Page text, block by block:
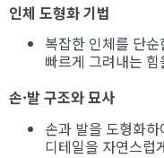
인체 도형화 기법
복잡한 인체를 단
빠르게 그려내는
손·발 구조와 묘사
손과 발을 도형화
디테일을 자연스럽